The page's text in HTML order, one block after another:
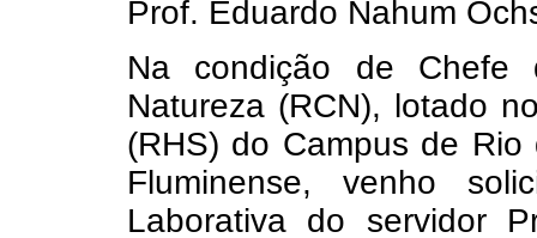
Prof. Eduardo Nahum
Na condição de Chefe
Natureza (RCN), lotado
(RHS) do Campus de
Fluminense, venho
Laborativa do servidor